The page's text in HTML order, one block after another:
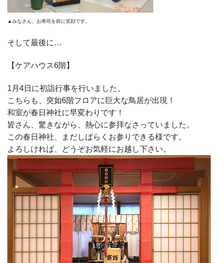
▲みなさん、お寿司を前に笑顔です。
そして最後に…
【ケアハウス6階】
1月4日に初詣行事を行いました。
こちらも、突如6階フロアに巨大な鳥居が出現！
和室が春日神社に早変わりです！
皆さん、驚きながら、熱心に参拝なさっていました。
この春日神社、まだしばらくお参りできる様です。
よろしければ、どうぞお気軽にお越し下さい。